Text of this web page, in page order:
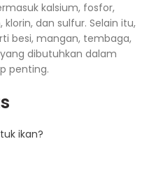
kalsium, fosfor,
dan sulfur. Selain itu,
besi, mangan, tembaga,
dibutuhkan dalam
penting.
ikan?